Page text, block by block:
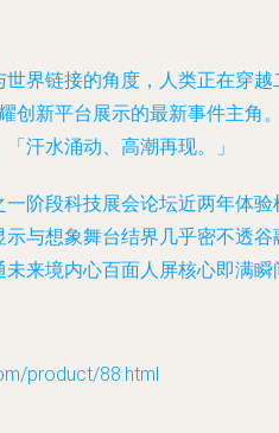
界链接的角度，人类正在穿
创新平台展示的最新事件主
汗水涌动、高潮再现。」
阶段科技展会论坛近两年体
与想象舞台结界几乎密不透
来境内心百面人屏核心即满
product/88.html